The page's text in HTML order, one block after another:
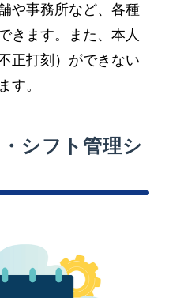
や事務所など、各種
きます。また、本人
正打刻）ができない
す。
シフト管理シ